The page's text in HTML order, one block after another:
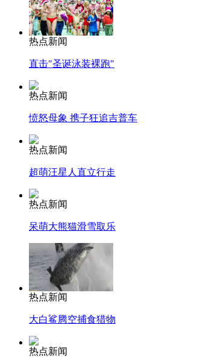
热点新闻
直击"圣诞泳装裸跑"
热点新闻
愤怒母象 携子狂追吉普车
热点新闻
超萌汪星人直立行走
热点新闻
呆萌大熊猫滑雪取乐
热点新闻
大白鲨腾空捕食猎物
热点新闻